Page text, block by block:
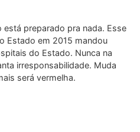
preparado pra nada. Esse
Estado em 2015 mandou
do Estado. Nunca na
irresponsabilidade. Muda
será vermelha.